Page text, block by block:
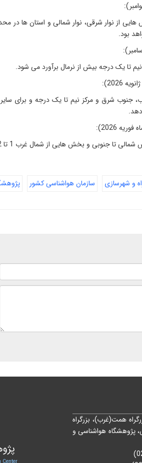
:
بود.
:
تا یک درجه بیش از نرمال برآورد می ‌شود.
2026)
:
.
2026)
:
از شمال غرب 1 تا 2 درجه و در سایر مناطق نیم تا یک درجه بیش از نرمال برآورد می ‌شود.
و شهرسازی سازمان هواشناسی کشور
همت(غرب)، بزرگراه
پژوهشگاه هواشناسی و